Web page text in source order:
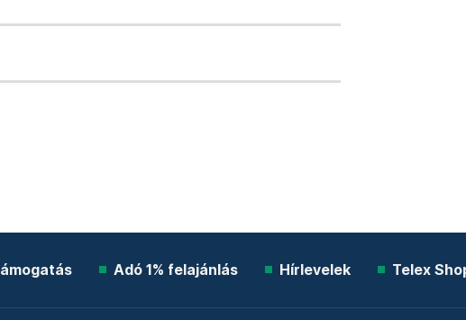
Adó 1% felajánlás Hírlevelek Telex